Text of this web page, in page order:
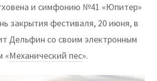
и симфонию №41 «Юпитер»
закрытия фестиваля, 20 июня, в
Дельфин со своим электронным
«Механический пес».